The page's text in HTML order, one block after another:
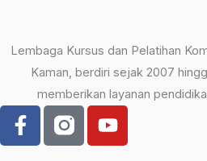
Lembaga Kursus dan Pelatihan
Kaman, berdiri sejak 2007
memberikan layanan
F
a
Y
o